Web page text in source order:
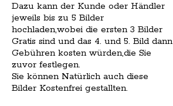
Dazu kann der Kunde oder Händler
jeweils bis zu 5 Bilder
hochladen,wobei die ersten 3 Bilder
Gratis sind und das 4. und 5. Bild dann
Gebühren kosten würden,die Sie
zuvor festlegen.
Sie können Natürlich auch diese
Bilder Kostenfrei gestallten.